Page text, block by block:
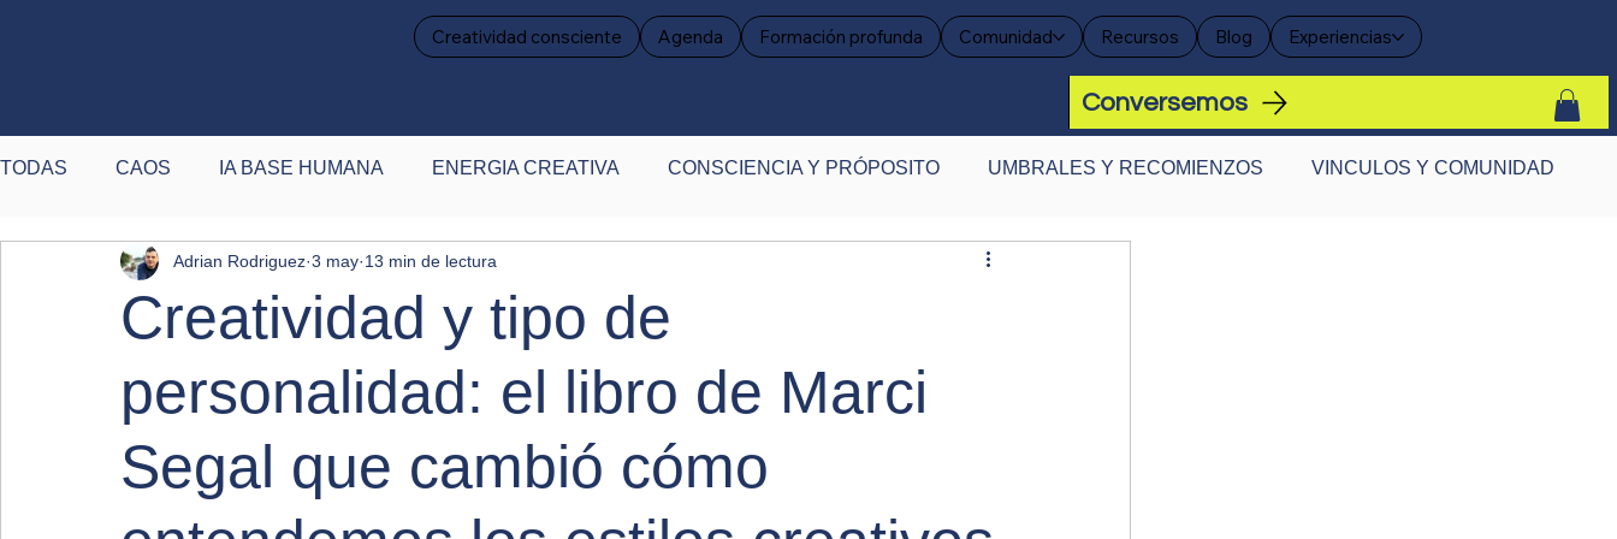
Conversemos
Creatividad consciente Agenda Formación profunda Comunidad Recursos Blog Experiencias
TODAS CAOS IA BASE HUMANA ENERGIA CREATIVA CONSCIENCIA Y PRÓPOSITO UMBRALES Y RECOMIENZOS VINCULOS Y COMUNIDAD
PAUSA Y RECALIBRACIÓN DESTACADAS EVIDENCIA CREATIVA
Creatividad y tipo de
personalidad: el libro de Marci
Segal que cambió cómo
Adrian Rodriguez 3 may 13 min de lectura